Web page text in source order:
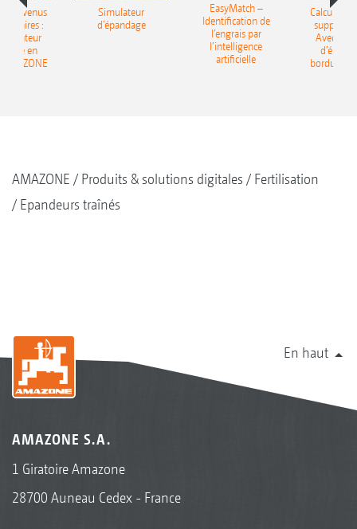
revenus
:
en
Simulateur
d‘épandage
EasyMatch –
Identification de
l’engrais par
l’intelligence
artificielle
Calculer
Avec
bordure
AMAZONE Produits & solutions digitales
Fertilisation
Epandeurs traînés
En haut
AMAZONE S.A.
1 Giratoire Amazone
28700 Auneau Cedex - France